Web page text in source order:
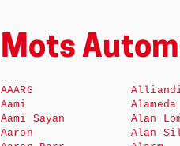
Mots
AAARG
Aami
Aami Sayan
Aaron
Alameda
Alan
Alan